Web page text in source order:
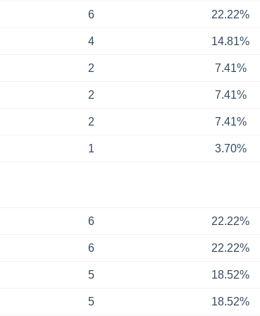
6 22.22%
4 14.81%
2 7.41%
2 7.41%
2 7.41%
1 3.70%
6 22.22%
6 22.22%
5 18.52%
5 18.52%